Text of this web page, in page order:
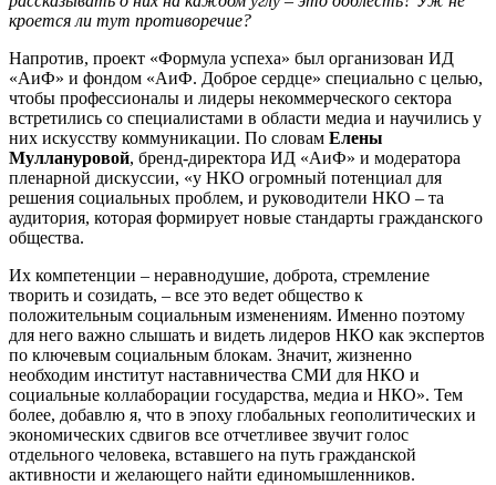
кроется ли тут противоречие?
Напротив, проект «Формула успеха» был организован ИД
«АиФ» и фондом «АиФ. Доброе сердце» специально с целью,
чтобы профессионалы и лидеры некоммерческого сектора
встретились со специалистами в области медиа и научились у
них искусству коммуникации. По словам Елены
Муллануровой, бренд-директора ИД «АиФ» и модератора
пленарной дискуссии, «у НКО огромный потенциал для
решения социальных проблем, и руководители НКО – та
аудитория, которая формирует новые стандарты гражданского
общества.
Их компетенции – неравнодушие, доброта, стремление
творить и созидать, – все это ведет общество к
положительным социальным изменениям. Именно поэтому
для него важно слышать и видеть лидеров НКО как экспертов
по ключевым социальным блокам. Значит, жизненно
необходим институт наставничества СМИ для НКО и
социальные коллаборации государства, медиа и НКО». Тем
более, добавлю я, что в эпоху глобальных геополитических и
экономических сдвигов все отчетливее звучит голос
отдельного человека, вставшего на путь гражданской
активности и желающего найти единомышленников.